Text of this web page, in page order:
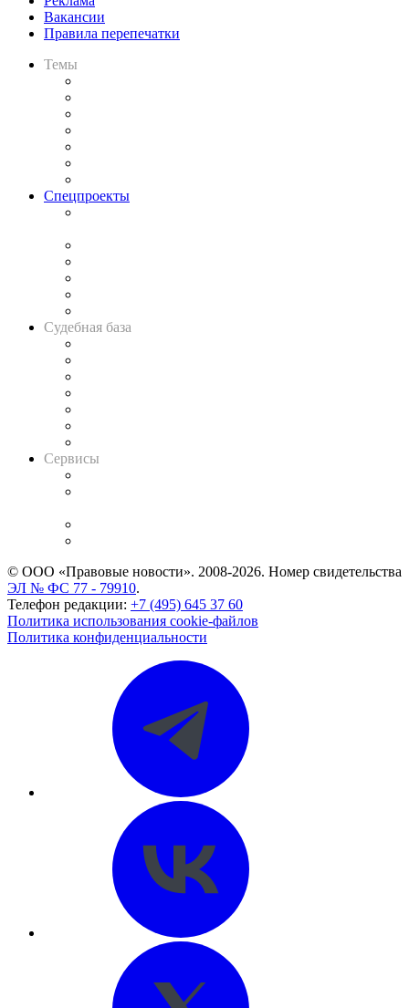
Вакансии
Правила перепечатки
Темы
Спецпроекты
Судебная база
Сервисы
© ООО «Правовые новости». 2008-2026. Номер свидетельства
ЭЛ № ФС 77 - 79910.
Телефон редакции: +7 (495) 645 37 60
Политика использования cookie-файлов
Политика конфиденциальности